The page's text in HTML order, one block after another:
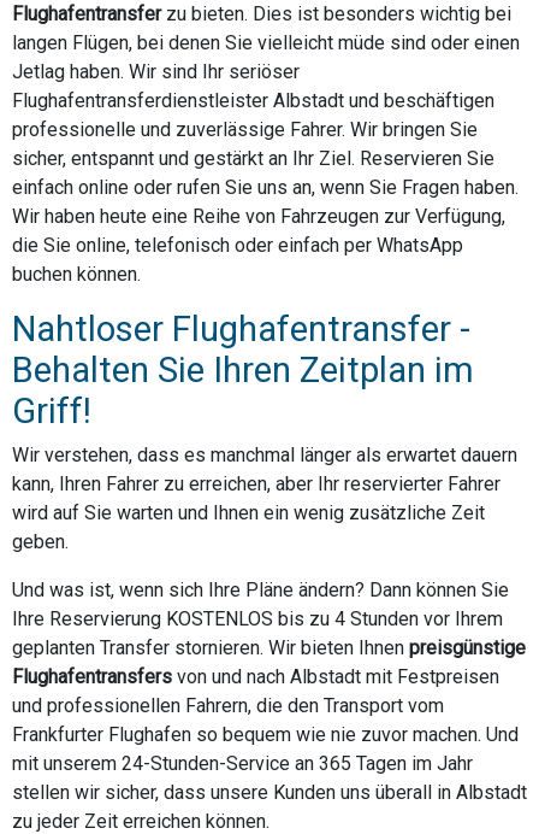
Flughafentransferzu bieten. Dies ist besonders wichtig bei
langen Flügen, bei denen Sie vielleicht müde sind oder einen
Jetlag haben. Wir sind Ihr seriöser
Flughafentransferdienstleister Albstadt und beschäftigen
professionelle und zuverlässige Fahrer. Wir bringen Sie
sicher, entspannt und gestärkt an Ihr Ziel. Reservieren Sie
einfach online oder rufen Sie uns an, wenn Sie Fragen haben.
Wir haben heute eine Reihe von Fahrzeugen zur Verfügung,
die Sie online, telefonisch oder einfach per WhatsApp
buchen können.
Nahtloser Flughafentransfer -
Behalten Sie Ihren Zeitplan im
Griff!
Wir verstehen, dass es manchmal länger als erwartet dauern
kann, Ihren Fahrer zu erreichen, aber Ihr reservierter Fahrer
wird auf Sie warten und Ihnen ein wenig zusätzliche Zeit
geben.
Und was ist, wenn sich Ihre Pläne ändern? Dann können Sie
Ihre Reservierung KOSTENLOS bis zu 4 Stunden vor Ihrem
geplanten Transfer stornieren. Wir bieten Ihnen preisgünstige
Flughafentransfers von und nach Albstadt mit Festpreisen
und professionellen Fahrern, die den Transport vom
Frankfurter Flughafen so bequem wie nie zuvor machen. Und
mit unserem 24-Stunden-Service an 365 Tagen im Jahr
stellen wir sicher, dass unsere Kunden uns überall in Albstadt
zu jeder Zeit erreichen können.